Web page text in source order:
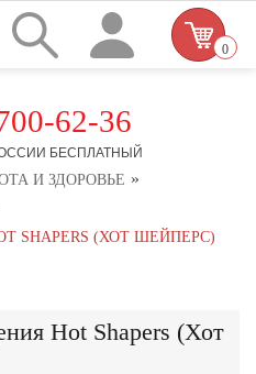
62-36
БЕСПЛАТНЫЙ
0
И ЗДОРОВЬЕ »
SHAPERS (ХОТ ШЕЙПЕРС)
Hot Shapers (Хот